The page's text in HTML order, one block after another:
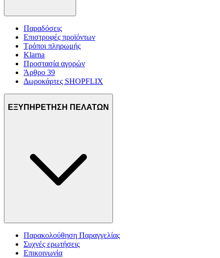
Παραδόσεις
Επιστροφές προϊόντων
Τρόποι πληρωμής
Klarna
Προστασία αγορών
Άρθρο 39
Δωροκάρτες SHOPFLIX
ΕΞΥΠΗΡΕΤΗΣΗ ΠΕΛΑΤΩΝ
Παρακολούθηση Παραγγελίας
Συχνές ερωτήσεις
Επικοινωνία